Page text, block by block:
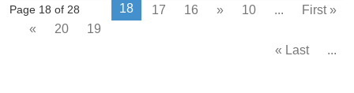
Page 18 of 28 « First
...
10
«
16
17
18
19
20
»
...
Last »